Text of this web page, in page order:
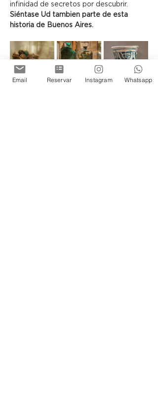
infinidad de secretos por descubrir.
Siéntase Ud tambien parte de esta
historia de Buenos Aires.
Email Reservar Instagram Whatsapp